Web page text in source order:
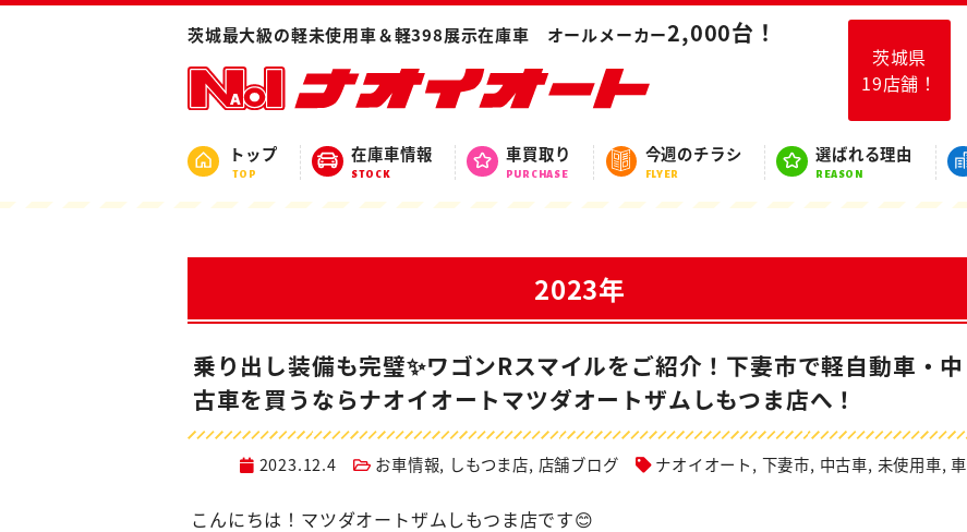
茨城最大級の軽未使用車＆軽398展示在庫車 オールメーカー2,000台！
茨城県
19店舗！
トップ
TOP
在庫車情報
STOCK
車買取り
PURCHASE
今週のチラシ
FLYER
選ばれる理由
REASON
スタッフブログ
BLOG
2023年
乗り出し装備も完璧✨ワゴンRスマイルをご紹介！下妻市で軽自動車・中
古車を買うならナオイオートマツダオートザムしもつま店へ！
2023.12.4 お車情報, しもつま店, 店舗ブログ ナオイオート, 下妻市, 中古車, 未使用車,車
こんにちは！マツダオートザムしもつま店です😊